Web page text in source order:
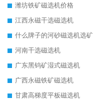
潍坊铁矿磁选机价格
江西永磁干选磁选机
河南干选磁选机
广东黑钨矿湿式磁选机
广西永磁铁矿磁选机
甘肃高梯度平板磁选机